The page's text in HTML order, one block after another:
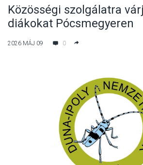
Közösségi szolgálatra
diákokat Pócsmegyeren
2026 MÁJ 09 0